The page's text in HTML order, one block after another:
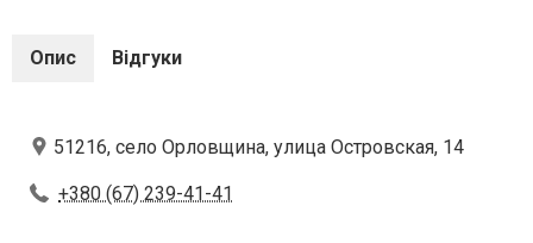
Опис Відгуки
51216, село Орловщина, улица Островская, 14
+380 (67) 239-41-41